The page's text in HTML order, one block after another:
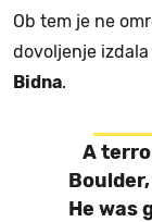
Ob tem je ne
dovoljenje
Bidna.
A
He was